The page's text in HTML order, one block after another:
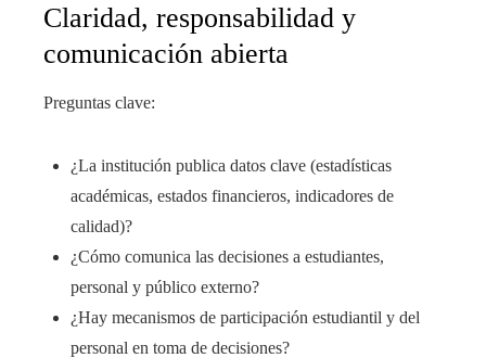
Claridad, responsabilidad y
comunicación abierta
Preguntas clave:
¿La institución publica datos clave (estadísticas
académicas, estados financieros, indicadores de
calidad)?
¿Cómo comunica las decisiones a estudiantes,
personal y público externo?
¿Hay mecanismos de participación estudiantil y del
personal en toma de decisiones?